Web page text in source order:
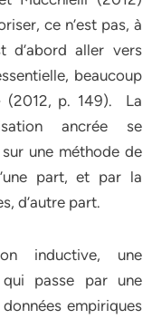
ce n’est pas, à
d’abord aller vers
beaucoup
(2012, p. 149). La
ancrée se
une méthode de
part, et par la
d’autre part.
inductive, une
qui passe par une
empiriques